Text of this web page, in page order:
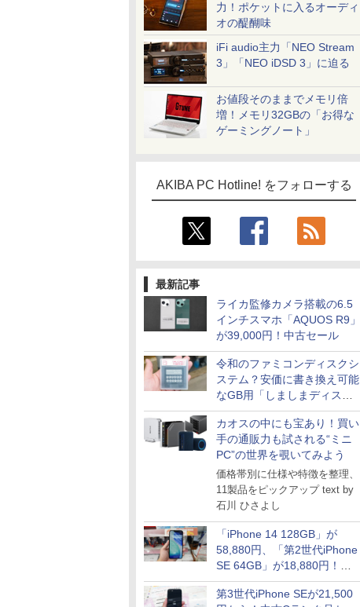
力！ポケットに入るオーディ
オの醍醐味
iFi audio主力「NEO Stream
3」「NEO iDSD 3」に迫る
お値段そのままでメモリ倍
増！メモリ32GBの「お得な
ゲーミングノート」
AKIBA PC Hotline! をフォローする
最新記事
ライカ監修カメラ搭載の6.5
インチスマホ「AQUOS R9」
が39,000円！中古セール
令和のファミコンディスクシ
ステム？安価に書き換え可能
なGB用「しましまディスク
システム」
カオスの中にも宝あり！買い
手の通販力も試される“ミニ
PC”の世界を覗いてみよう
価格帯別に仕様や特徴を整理、
11製品をピックアップ text by
石川 ひさよし
「iPhone 14 128GB」が
58,880円、「第2世代iPhone
SE 64GB」が18,880円！中
古Bランク品セール
第3世代iPhone SEが21,500